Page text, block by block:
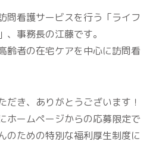
問看護サービスを行う「ライフ
事務長の江藤です。
齢者の在宅ケアを中心に訪問看
だき、ありがとうございます！
ホームページからの応募限定で
のための特別な福利厚生制度に